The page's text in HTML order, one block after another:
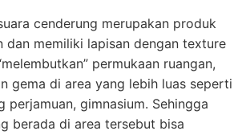
cenderung merupakan produk
dan memiliki lapisan dengan texture
permukaan ruangan,
gema di area yang lebih luas seperti
perjamuan, gimnasium. Sehingga
berada di area tersebut bisa